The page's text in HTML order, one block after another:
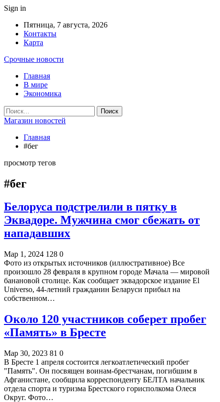
Sign in
Пятница, 7 августа, 2026
Контакты
Карта
Срочные новости
Главная
В мире
Экономика
Магазин новостей
Главная
#бег
просмотр тегов
#бег
Белоруса подстрелили в пятку в
Эквадоре. Мужчина смог сбежать от
нападавших
Мар 1, 2024 128 0
Фото из открытых источников (иллюстративное) Все
произошло 28 февраля в крупном городе Мачала — мировой
банановой столице. Как сообщает эквадорское издание El
Universo, 44-летний гражданин Беларуси прибыл на
собственном…
Около 120 участников соберет пробег
«Память» в Бресте
Мар 30, 2023 81 0
В Бресте 1 апреля состоится легкоатлетический пробег
"Память". Он посвящен воинам-брестчанам, погибшим в
Афганистане, сообщила корреспонденту БЕЛТА начальник
отдела спорта и туризма Брестского горисполкома Олеся
Округ. Фото…